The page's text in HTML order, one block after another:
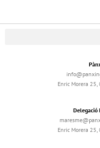
Enric Morera
Delegació
Enric Morera